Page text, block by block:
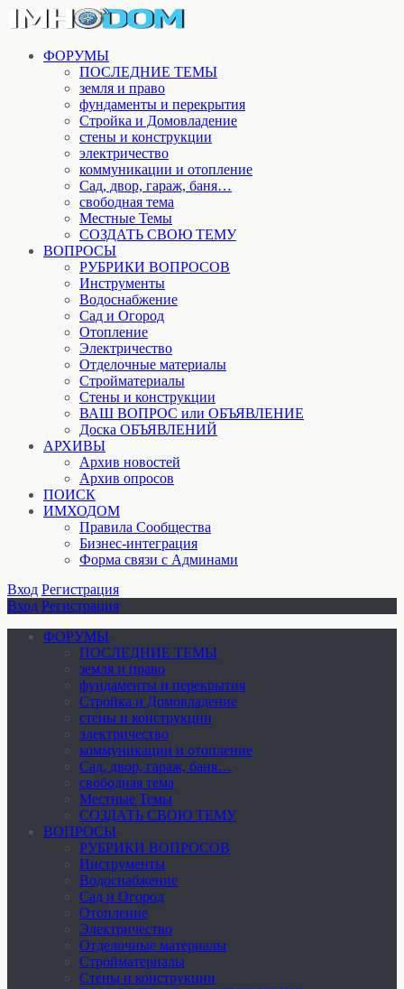
ФОРУМЫ
ПОСЛЕДНИЕ ТЕМЫ
земля и право
фундаменты и перекрытия
Стройка и Домовладение
стены и конструкции
электричество
коммуникации и отопление
Cад, двор, гараж, баня…
свободная тема
Местные Темы
СОЗДАТЬ СВОЮ ТЕМУ
ВОПРОСЫ
РУБРИКИ ВОПРОСОВ
Инструменты
Водоснабжение
Сад и Огород
Отопление
Электричество
Отделочные материалы
Стройматериалы
Стены и конструкции
ВАШ ВОПРОС или ОБЪЯВЛЕНИЕ
Доска ОБЪЯВЛЕНИЙ
АРХИВЫ
Архив новостей
Архив опросов
ПОИСК
ИМХОДОМ
Правила Сообщества
Бизнес-интеграция
Форма связи с Админами
Вход Регистрация
Вход Регистрация
ФОРУМЫ
ПОСЛЕДНИЕ ТЕМЫ
земля и право
фундаменты и перекрытия
Стройка и Домовладение
стены и конструкции
электричество
коммуникации и отопление
Cад, двор, гараж, баня…
свободная тема
Местные Темы
СОЗДАТЬ СВОЮ ТЕМУ
ВОПРОСЫ
РУБРИКИ ВОПРОСОВ
Инструменты
Водоснабжение
Сад и Огород
Отопление
Электричество
Отделочные материалы
Стройматериалы
Стены и конструкции